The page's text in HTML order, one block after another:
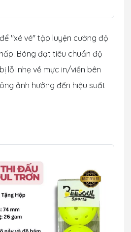
"xé vé" tập luyện cường độ
Bóng đạt tiêu chuẩn độ
lỗi nhẹ về mực in/viền bên
ảnh hưởng đến hiệu suất